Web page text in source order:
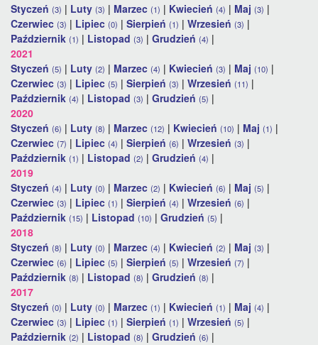
Styczeń (3) | Luty (3) | Marzec (1) | Kwiecień (4) | Maj (3) |
Czerwiec (3) | Lipiec (0) | Sierpień (1) | Wrzesień (3) |
Październik (1) | Listopad (3) | Grudzień (4) |
2021
Styczeń (5) | Luty (2) | Marzec (4) | Kwiecień (3) | Maj (10) |
Czerwiec (3) | Lipiec (5) | Sierpień (3) | Wrzesień (11) |
Październik (4) | Listopad (3) | Grudzień (5) |
2020
Styczeń (6) | Luty (8) | Marzec (12) | Kwiecień (10) | Maj (1) |
Czerwiec (7) | Lipiec (4) | Sierpień (6) | Wrzesień (3) |
Październik (1) | Listopad (2) | Grudzień (4) |
2019
Styczeń (4) | Luty (0) | Marzec (2) | Kwiecień (6) | Maj (5) |
Czerwiec (3) | Lipiec (1) | Sierpień (4) | Wrzesień (6) |
Październik (15) | Listopad (10) | Grudzień (5) |
2018
Styczeń (8) | Luty (0) | Marzec (4) | Kwiecień (2) | Maj (3) |
Czerwiec (6) | Lipiec (5) | Sierpień (5) | Wrzesień (7) |
Październik (8) | Listopad (8) | Grudzień (8) |
2017
Styczeń (0) | Luty (0) | Marzec (1) | Kwiecień (1) | Maj (4) |
Czerwiec (3) | Lipiec (1) | Sierpień (1) | Wrzesień (5) |
Październik (2) | Listopad (8) | Grudzień (6) |